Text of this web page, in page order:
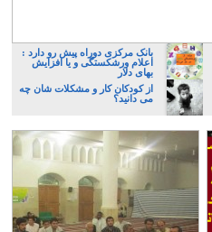
بانک مرکزی دوراه پیش رو دارد :
اعلام ورشکستگی و یا افزایش
بهای دلار
از کودکان کار و مشکلات شان چه
می دانید؟